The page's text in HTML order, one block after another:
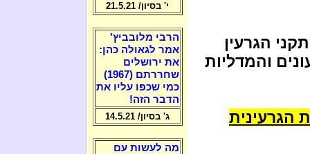
הגרעין
והמדליות
הגרעינית
י' בסיון/ 21.5.21
הרבי מלובביץ'
אמר לגאולה כהן:
את ירושלים
שחררתם (1967)
כמי שכפו עליו את
הדבר הזה!
ג' בסיון/ 14.5.21
מה לעשות עם